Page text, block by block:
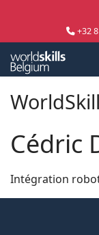
+32
Cédric
Intégration